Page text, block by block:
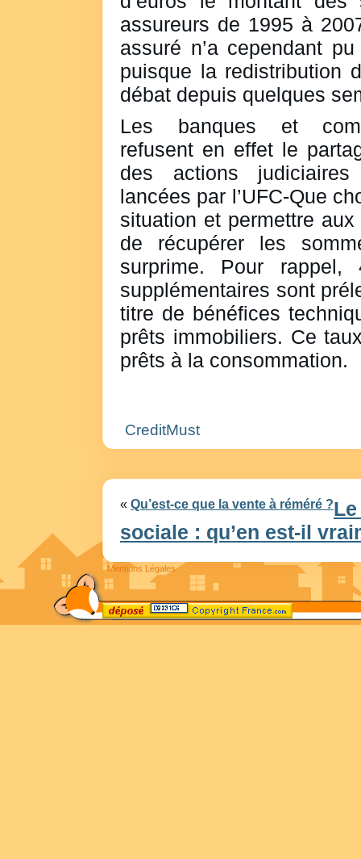
assureurs de 1995 à
assuré n’a cependant
puisque la redistribution
débat depuis quelques
Les banques et
refusent en effet le
des actions
lancées par l’UFC-Que
situation et permettre
de récupérer les
surprime. Pour
supplémentaires sont
titre de bénéfices
prêts immobiliers. Ce
prêts à la consommation.
CreditMust
« Qu’est-ce que la vente à réméré ?
sociale : qu’en est-il
Mentions Légales